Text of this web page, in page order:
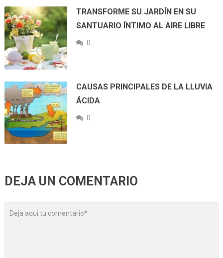
TRANSFORME SU JARDÍN EN SU
SANTUARIO ÍNTIMO AL AIRE LIBRE
0
CAUSAS PRINCIPALES DE LA LLUVIA
ÁCIDA
0
DEJA UN COMENTARIO